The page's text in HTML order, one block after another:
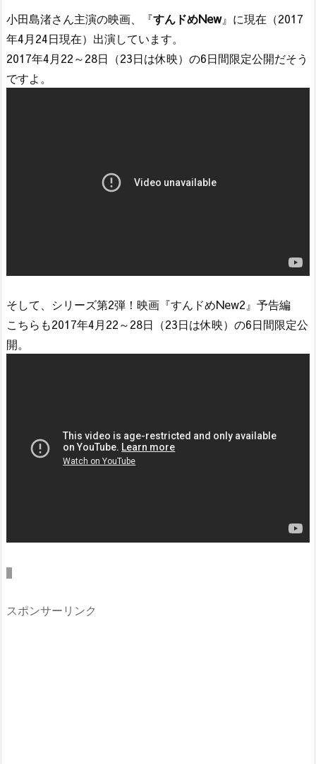
小田島渚さん主演の映画、『すんドめNew』に現在（2017
年4月24日現在）出演しています。
2017年4月22～28日（23日は休映）の6日間限定公開だそう
ですよ。
そして、シリーズ第2弾！映画『すんドめNew2』予告編
こちらも2017年4月22～28日（23日は休映）の6日間限定公
開。
スポンサーリンク